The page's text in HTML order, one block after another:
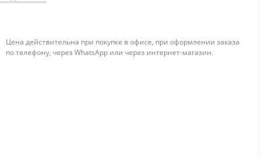
Цена действительна при покупке в офисе, при оформлении заказа
по телефону, через WhatsApp или через интернет-магазин.